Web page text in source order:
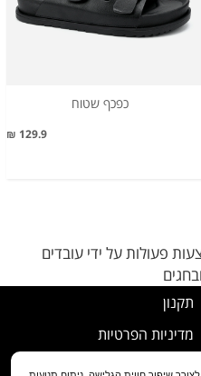
כפכף שטוח
129.9 ₪
פעולות על ידי עובדים
תקנון
מדיניות הפרטיות
נוהל ביטול עסקה